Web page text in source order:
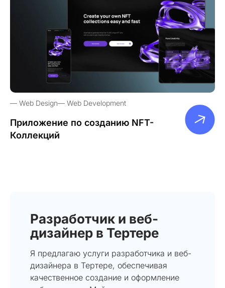
Web Design Web Development
Приложение по созданию NFT-
Коллекций
Разработчик и веб-
дизайнер в Тертере
Я предлагаю услуги разработчика и веб-
дизайнера в Тертере, обеспечивая
качественное создание и оформление